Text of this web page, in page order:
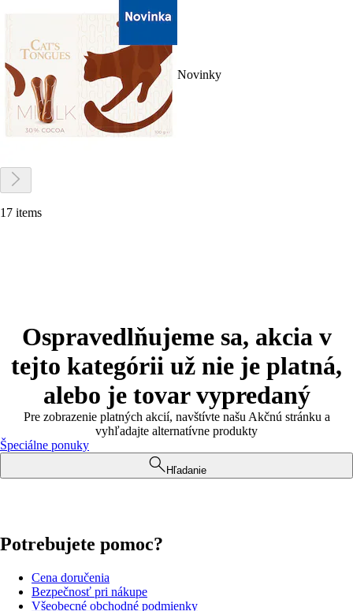
Novinky
17 items
Ospravedlňujeme sa, akcia v
tejto kategórii už nie je platná,
alebo je tovar vypredaný
Pre zobrazenie platných akcií, navštívte našu Akčnú stránku a
vyhľadajte alternatívne produkty
Špeciálne ponuky
Hľadanie
Potrebujete pomoc?
Cena doručenia
Bezpečnosť pri nákupe
Všeobecné obchodné podmienky